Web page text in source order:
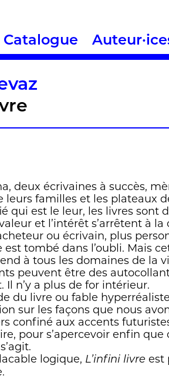
Catalogue
deux écrivaines à succès,
familles et les plateaux
qui est le leur, les livres sont
et l’intérêt s’arrêtent à la
ou écrivain, plus
est tombé dans l’oubli. Mais
à tous les domaines de la
peuvent être des
Il n’y a plus de for intérieur.
du livre ou fable
sur les façons que nous
confiné aux accents
pour s’apercevoir enfin que
logique, L’infini livre est